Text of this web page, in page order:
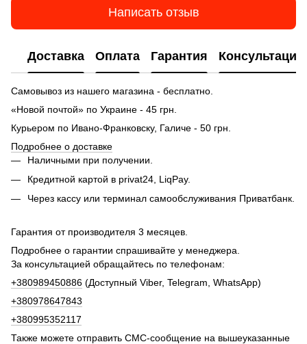
Написать отзыв
Доставка Оплата Гарантия Консультация
Самовывоз из нашего магазина - бесплатно.
«Новой почтой» по Украине - 45 грн.
Курьером по Ивано-Франковску, Галиче - 50 грн.
Подробнее о доставке
Наличными при получении.
Кредитной картой в privat24, LiqPay.
Через кассу или терминал самообслуживания Приватбанк.
Гарантия от производителя 3 месяцев.
Подробнее о гарантии спрашивайте у менеджера.
За консультацией обращайтесь по телефонам:
+380989450886 (Доступный Viber, Telegram, WhatsApp)
+380978647843
+380995352117
Также можете отправить СМС-сообщение на вышеуказанные